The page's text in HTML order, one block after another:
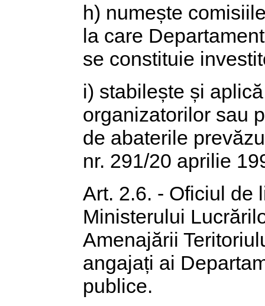
h) numește
la care
se constituie
i) stabilește și
organizatorilor sau
de abaterile
nr. 291/20 aprilie
Art. 2.6. - Oficiul de
Ministerului
Amenajării
angajați ai
publice.